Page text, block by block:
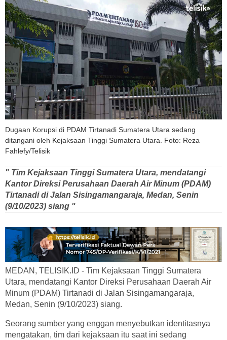
Dugaan Korupsi di PDAM Tirtanadi Sumatera Utara sedang
ditangani oleh Kejaksaan Tinggi Sumatera Utara. Foto: Reza
Fahlefy/Telisik
" Tim Kejaksaan Tinggi Sumatera Utara, mendatangi
Kantor Direksi Perusahaan Daerah Air Minum (PDAM)
Tirtanadi di Jalan Sisingamangaraja, Medan, Senin
(9/10/2023) siang "
MEDAN, TELISIK.ID - Tim Kejaksaan Tinggi Sumatera
Utara, mendatangi Kantor Direksi Perusahaan Daerah Air
Minum (PDAM) Tirtanadi di Jalan Sisingamangaraja,
Medan, Senin (9/10/2023) siang.
Seorang sumber yang enggan menyebutkan identitasnya
mengatakan, tim dari kejaksaan itu saat ini sedang